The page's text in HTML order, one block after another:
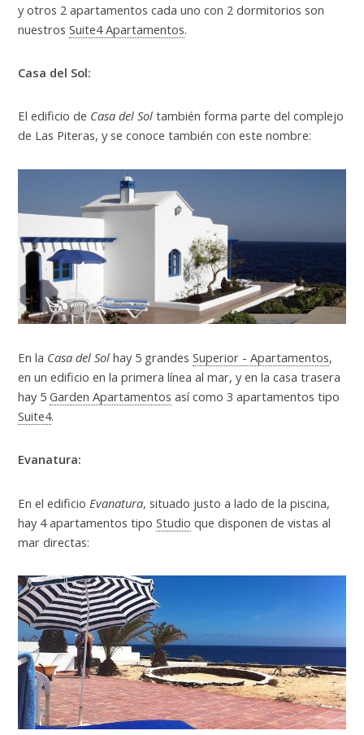
y otros 2 apartamentos cada uno con 2 dormitorios son
nuestros Suite4 Apartamentos.
Casa del Sol:
El edificio de Casa del Sol también forma parte del complejo
de Las Piteras, y se conoce también con este nombre:
En la Casa del Sol hay 5 grandes Superior - Apartamentos,
en un edificio en la primera línea al mar, y en la casa trasera
hay 5 Garden Apartamentos así como 3 apartamentos tipo
Suite4.
Evanatura:
En el edificio Evanatura, situado justo a lado de la piscina,
hay 4 apartamentos tipo Studio que disponen de vistas al
mar directas: